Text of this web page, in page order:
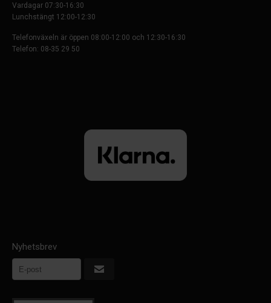
Vardagar 07:30-16:30
Lunchstängt 12:00-12:30
Telefonväxeln är öppen 08:00-12:00 och 12:30-16:30
Telefon: 08-35 29 50
Nyhetsbrev